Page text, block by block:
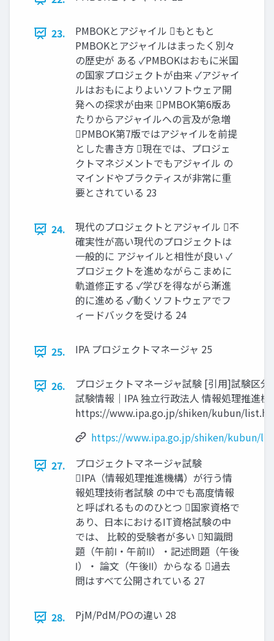
23.
PMBOKとアジャイル もともと
PMBOKとアジャイルはまったく別々
の歴史が ある ✓PMBOKはおもに米国
の国家プロジェクトが由来 ✓アジャイ
ルはおもによりよいソフトウェア開
発への探求が由来 PMBOK第6版あ
たりからアジャイルへの言及が急増
PMBOK第7版ではアジャイルを前提
とした書き方 現在では、プロジェ
クトマネジメントでもアジャイル の
マインドやプラクティスが非常に重
要とされている 23
24.
現代のプロジェクトとアジャイル 不
確実性が高い現代のプロジェクトは
一般的に アジャイルと相性が良い ✓
プロジェクトを進めながらこまめに
軌道修正する ✓学びを得ながら漸進
的に進める ✓動くソフトウェアでフ
ィードバックを受ける 24
25. IPA プロジェクトマネージャ 25
26.
プロジェクトマネージャ試験 [引用]試験区分
試験情報｜IPA 独立行政法人 情報処理推進機
https://www.ipa.go.jp/shiken/kubun/
https://www.ipa.go.jp/shiken/kubun/
27.
プロジェクトマネージャ試験
IPA（情報処理推進機構）が行う情
報処理技術者試験 の中でも高度情報
と呼ばれるもののひとつ 国家資格で
あり、日本におけるIT資格試験の中
では、 比較的受験者が多い 知識問
題（午前Ⅰ・午前Ⅱ）・記述問題（午後
Ⅰ）・ 論文（午後Ⅱ）からなる 過去
問はすべて公開されている 27
28. PjM/PdM/POの違い 28